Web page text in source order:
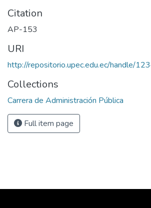
Citation
AP-153
URI
http://repositorio.upec.edu.ec/handle/
Collections
Carrera de Administración Pública
Full item page